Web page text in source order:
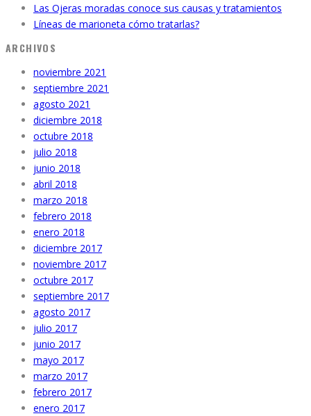
Las Ojeras moradas conoce sus causas y tratamientos
Líneas de marioneta cómo tratarlas?
ARCHIVOS
noviembre 2021
septiembre 2021
agosto 2021
diciembre 2018
octubre 2018
julio 2018
junio 2018
abril 2018
marzo 2018
febrero 2018
enero 2018
diciembre 2017
noviembre 2017
octubre 2017
septiembre 2017
agosto 2017
julio 2017
junio 2017
mayo 2017
marzo 2017
febrero 2017
enero 2017